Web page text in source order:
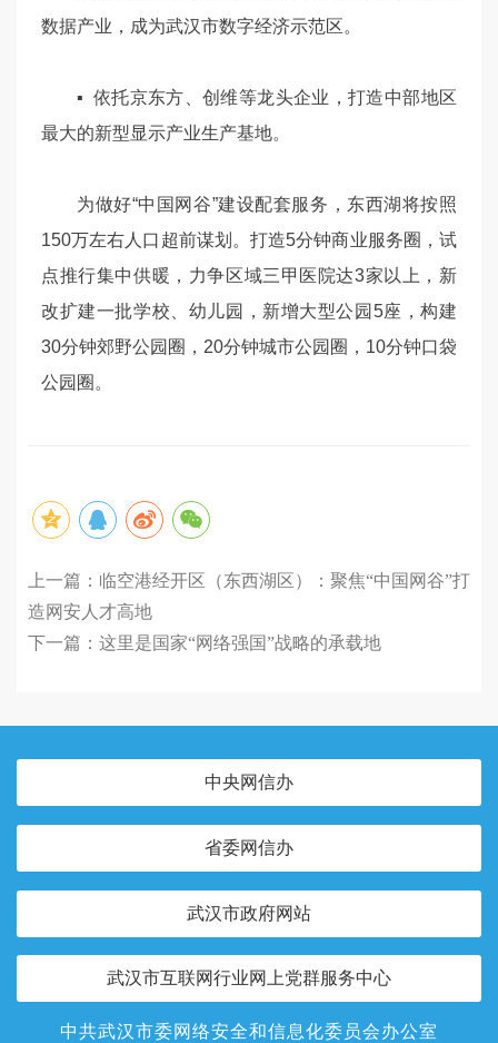
数据产业，成为武汉市数字经济示范区。
▪ 依托京东方、创维等龙头企业，打造中部地区
最大的新型显示产业生产基地。
为做好“中国网谷”建设配套服务，东西湖将按照
150万左右人口超前谋划。打造5分钟商业服务圈，试
点推行集中供暖，力争区域三甲医院达3家以上，新
改扩建一批学校、幼儿园，新增大型公园5座，构建
30分钟郊野公园圈，20分钟城市公园圈，10分钟口袋
公园圈。
上一篇： 临空港经开区（东西湖区）：聚焦“中国网谷”打
造网安人才高地
下一篇： 这里是国家“网络强国”战略的承载地
中央网信办
省委网信办
武汉市政府网站
武汉市互联网行业网上党群服务中心
中共武汉市委网络安全和信息化委员会办公室